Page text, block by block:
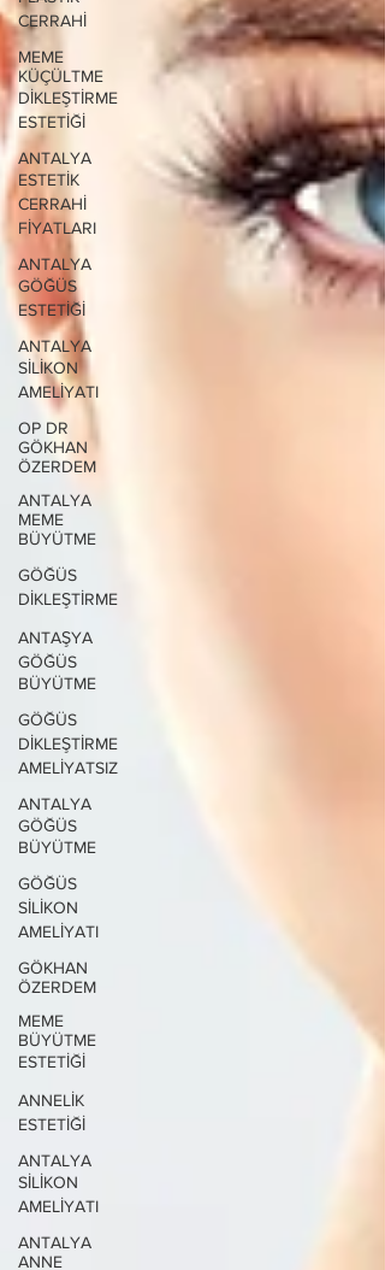
CERRAHİ
MEME
KÜÇÜLTME
DİKLEŞTİRME
ESTETİĞİ
ANTALYA
ESTETİK
CERRAHİ
FİYATLARI
ANTALYA
GÖĞÜS
ESTETİĞİ
ANTALYA
SİLİKON
AMELİYATI
OP DR
GÖKHAN
ÖZERDEM
ANTALYA
MEME
BÜYÜTME
GÖĞÜS
DİKLEŞTİRME
ANTAŞYA
GÖĞÜS
BÜYÜTME
GÖĞÜS
DİKLEŞTİRME
AMELİYATSIZ
ANTALYA
GÖĞÜS
BÜYÜTME
GÖĞÜS
SİLİKON
AMELİYATI
GÖKHAN
ÖZERDEM
MEME
BÜYÜTME
ESTETİĞİ
ANNELİK
ESTETİĞİ
ANTALYA
SİLİKON
AMELİYATI
ANTALYA
ANNE